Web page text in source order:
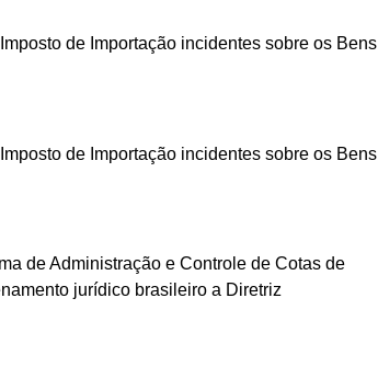
de Importação incidentes sobre os Bens
de Importação incidentes sobre os Bens
de Administração e Controle de Cotas de
jurídico brasileiro a Diretriz